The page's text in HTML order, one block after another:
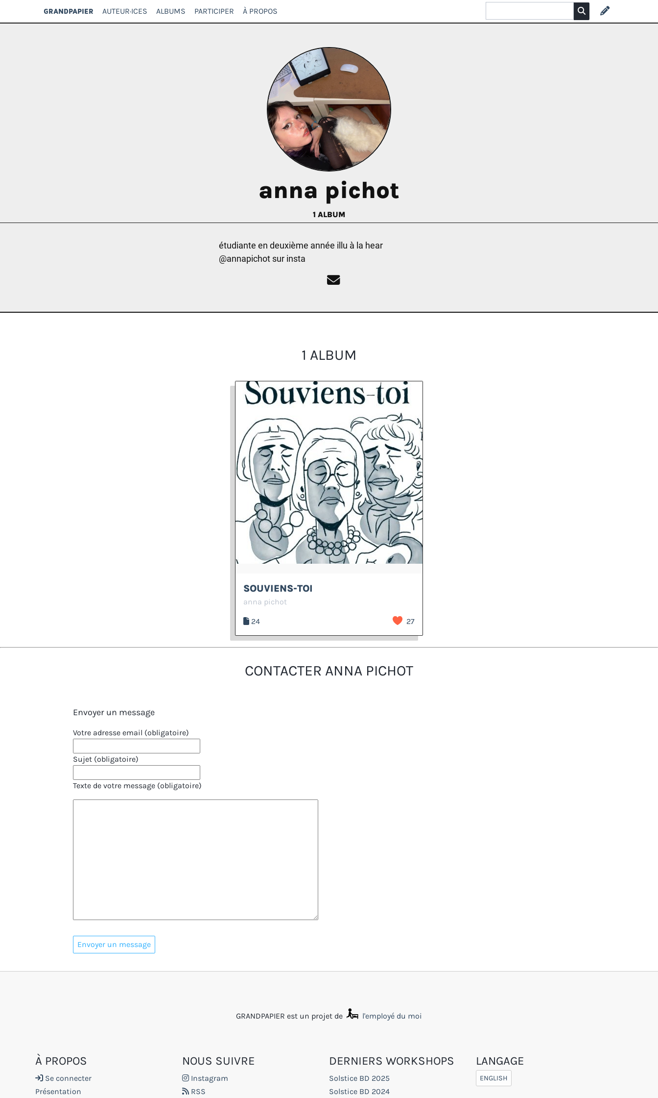
GRANDPAPIER AUTEUR·ICES ALBUMS PARTICIPER À PROPOS
anna pichot
1 ALBUM
étudiante en deuxième année illu à la hear
@annapichot sur insta
1 ALBUM
SOUVIENS-TOI
anna pichot
24 27
CONTACTER ANNA PICHOT
Envoyer un message
Votre adresse email (obligatoire)
Sujet (obligatoire)
Texte de votre message (obligatoire)
GRANDPAPIER est un projet de l'employé du moi
À PROPOS
Se connecter
Présentation
NOUS SUIVRE
Instagram
RSS
DERNIERS WORKSHOPS
Solstice BD 2025
Solstice BD 2024
LANGAGE
ENGLISH